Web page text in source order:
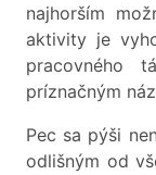
najhorším
aktivity je
pracovného
príznačným
Pec sa pýši
odlišným od